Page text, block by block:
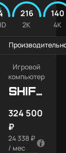
в играх
216
2K
140
4K
Игровой
компьютер
SHIFT
324 500
₽
24 338 ₽
/ мес